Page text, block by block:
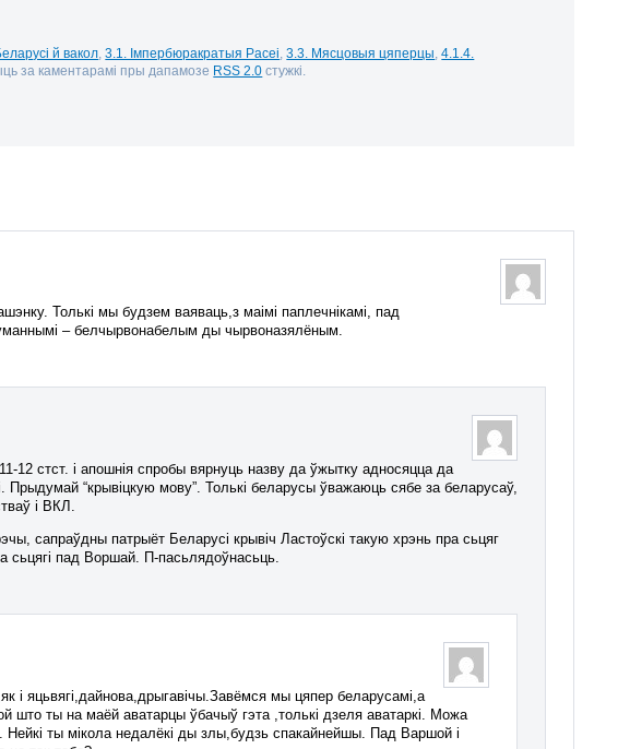
й вакол ,3.1. Імпербюракратыя Расеі ,3.3. Мясцовыя цяперцы ,4.1.4.
за каментарамі пры дапамозе RSS 2.0 стужкі.
Толькі мы будзем ваяваць,з маімі паплечнікамі, пад
– белчырвонабелым ды чырвоназялёным.
12 стст. і апошнія спробы вярнуць назву да ўжытку адносяцца да
Прыдумай “крывіцкую мову”. Толькі беларусы ўважаюць сябе за беларусаў,
і ВКЛ.
сапраўдны патрыёт Беларусі крывіч Ластоўскі такую хрэнь пра сьцяг
сьцягі пад Воршай. П-пасьлядоўнасьць.
і яцьвягі,дайнова,дрыгавічы.Завёмся мы цяпер беларусамі,а
што ты на маёй аватарцы ўбачыў гэта ,толькі дзеля аватаркі. Можа
ты мікола недалёкі ды злы,будзь спакайнейшы. Пад Варшой і